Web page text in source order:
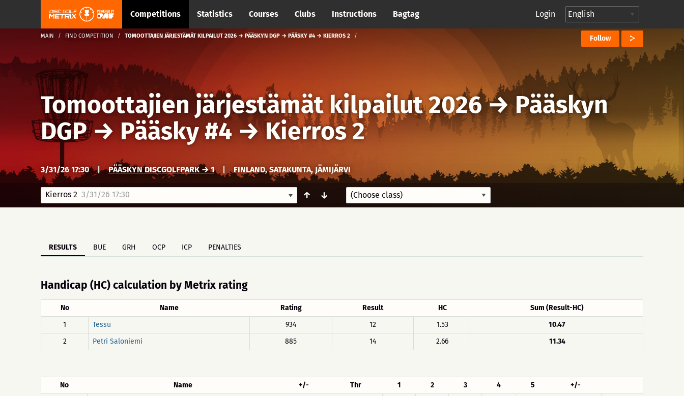
Competitions Statistics Courses Clubs Instructions Bagtag Login
MAIN FIND COMPETITION TOMOOTTAJIEN JÄRJESTÄMÄT KILPAILUT 2026 → PÄÄSKYN DGP → PÄÄSKY #4 → KIERROS 2 Follow
Tomoottajien järjestämät kilpailut 2026→Pääskyn
DGP→Pääsky #4→Kierros 2
3/31/26 17:30 | PÄÄSKYN DISCGOLFPARK → 1 FINLAND, SATAKUNTA, JÄMIJÄRVI
Kierros 2 3/31/26 17:30 ↑ ↓
RESULTS BUE GRH OCP ICP PENALTIES
Handicap (HC) calculation by Metrix rating
No Name Rating Result HC
Sum (Result-HC)
1
Tessu 934 12 1.53
10.47
2
Petri Saloniemi 885 14 2.66 11.34
No Name +/- Thr 1 2 3 4 5
+/-